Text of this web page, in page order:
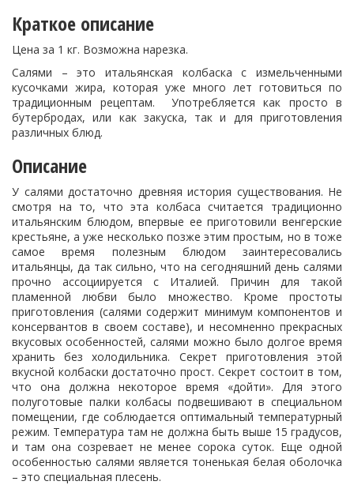
Краткое описание
Цена за 1 кг. Возможна нарезка.
Салями – это итальянская колбаска с измельченными
кусочками жира, которая уже много лет готовиться по
традиционным рецептам. Употребляется как просто в
бутербродах, или как закуска, так и для приготовления
различных блюд.
Описание
У салями достаточно древняя история существования. Не
смотря на то, что эта колбаса считается традиционно
итальянским блюдом, впервые ее приготовили венгерские
крестьяне, а уже несколько позже этим простым, но в тоже
самое время полезным блюдом заинтересовались
итальянцы, да так сильно, что на сегодняшний день салями
прочно ассоциируется с Италией. Причин для такой
пламенной любви было множество. Кроме простоты
приготовления (салями содержит минимум компонентов и
консервантов в своем составе), и несомненно прекрасных
вкусовых особенностей, салями можно было долгое время
хранить без холодильника. Секрет приготовления этой
вкусной колбаски достаточно прост. Секрет состоит в том,
что она должна некоторое время «дойти». Для этого
полуготовые палки колбасы подвешивают в специальном
помещении, где соблюдается оптимальный температурный
режим. Температура там не должна быть выше 15 градусов,
и там она созревает не менее сорока суток. Еще одной
особенностью салями является тоненькая белая оболочка
– это специальная плесень.